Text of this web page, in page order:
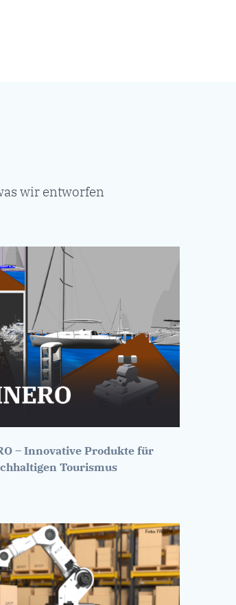
wir entworfen
– Innovative Produkte für
Tourismus